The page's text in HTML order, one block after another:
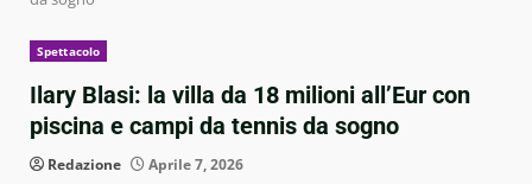
Spettacolo
Ilary Blasi: la villa da 18 milioni all’Eur con
piscina e campi da tennis da sogno
Redazione Aprile 7, 2026